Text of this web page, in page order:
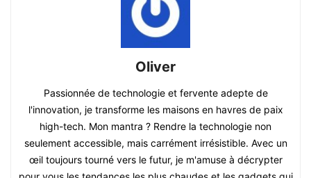
Oliver
Passionnée de technologie et fervente adepte de
l'innovation, je transforme les maisons en havres de paix
high-tech. Mon mantra ? Rendre la technologie non
seulement accessible, mais carrément irrésistible. Avec un
œil toujours tourné vers le futur, je m'amuse à décrypter